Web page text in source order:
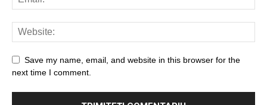
Save my name, email, and website in this browser for the
next time I comment.